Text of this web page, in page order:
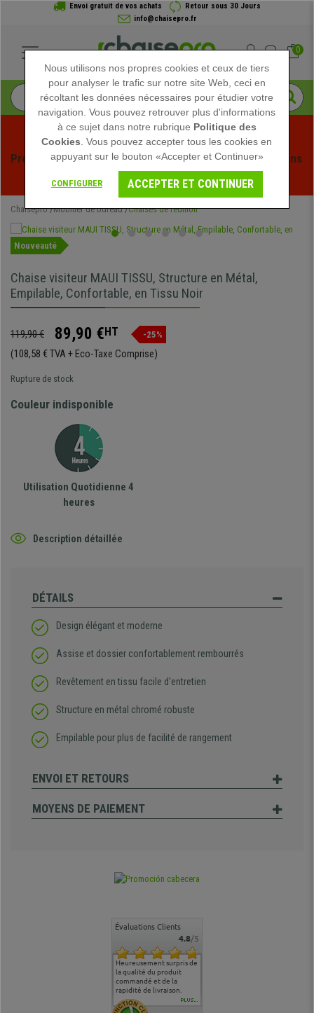
Envoi gratuit de vos achats
Retour sous 30 Jours
info@chaisepro.fr
0
Profitez des soldes d'été chez Chaisepro ! Des réductions
exclusives pour une durée limitée - Voir l'offre
Chaisepro Mobilier de bureau Chaises de réunion
Nouveauté
Chaise visiteur MAUI TISSU, Structure en Métal,
Empilable, Confortable, en Tissu Noir
119,90 € 89,90 €HT -25%
(108,58 € TVA + Eco-Taxe Comprise)
Rupture de stock
Couleur indisponible
Utilisation Quotidienne 4
heures
Description détaillée
DÉTAILS
Design élégant et moderne
Assise et dossier confortablement rembourrés
Revêtement en tissu facile d'entretien
Structure en métal chromé robuste
Empilable pour plus de facilité de rangement
ENVOI ET RETOURS
MOYENS DE PAIEMENT
Évaluations Clients
4.8/5
Heureusement surpris de
la qualité du produit
commandé et de la
rapidité de livraison.
PLUS...
Nous utilisons nos propres cookies et ceux de tiers
pour analyser le trafic sur notre site Web, ceci en
récoltant les données nécessaires pour étudier votre
navigation. Vous pouvez retrouver plus d'informations
à ce sujet dans notre rubrique Politique des
Cookies . Vous pouvez accepter tous les cookies en
appuyant sur le bouton «Accepter et Continuer»
CONFIGURER ACCEPTER ET CONTINUER